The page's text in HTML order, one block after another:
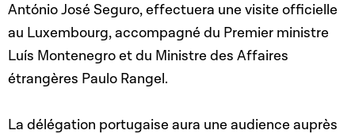
António José Seguro, effectuera une visite officielle
au Luxembourg, accompagné du Premier ministre
Luís Montenegro et du Ministre des Affaires
étrangères Paulo Rangel.
La délégation portugaise aura une audience auprès